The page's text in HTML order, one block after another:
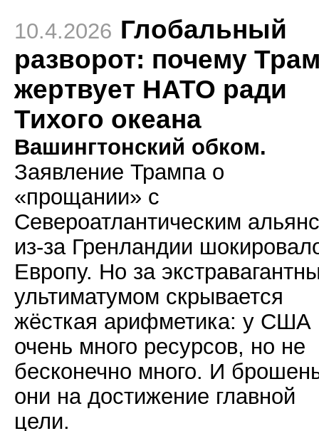
10.4.2026 Глобальный
разворот: почему
жертвует НАТО ради
Тихого океана
Вашингтонский обком.
Заявление Трампа о
«прощании» с
Североатлантическим
из-за Гренландии
Европу. Но за
ультиматумом скрывается
жёсткая арифметика: у США
очень много ресурсов, но не
бесконечно много. И
они на достижение главной
цели.